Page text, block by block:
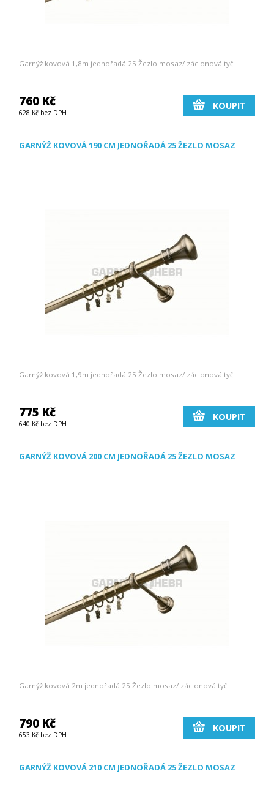
Garnýž kovová 1,8m jednořadá 25 Žezlo mosaz/ záclonová tyč
760 Kč
628 Kč bez DPH
KOUPIT
GARNÝŽ KOVOVÁ 190 CM JEDNOŘADÁ 25 ŽEZLO MOSAZ
Garnýž kovová 1,9m jednořadá 25 Žezlo mosaz/ záclonová tyč
775 Kč
640 Kč bez DPH
KOUPIT
GARNÝŽ KOVOVÁ 200 CM JEDNOŘADÁ 25 ŽEZLO MOSAZ
Garnýž kovová 2m jednořadá 25 Žezlo mosaz/ záclonová tyč
790 Kč
653 Kč bez DPH
KOUPIT
GARNÝŽ KOVOVÁ 210 CM JEDNOŘADÁ 25 ŽEZLO MOSAZ